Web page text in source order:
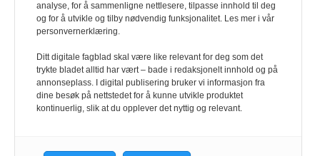
Redaksjonen
analyse, for å sammenligne nettlesere, tilpasse innhold til deg
og for å utvikle og tilby nødvendig funksjonalitet. Les mer i vår
personvernerklæring.
Ditt digitale fagblad skal være like relevant for deg som det
trykte bladet alltid har vært – bade i redaksjonelt innhold og på
annonseplass. I digital publisering bruker vi informasjon fra
dine besøk på nettstedet for å kunne utvikle produktet
kontinuerlig, slik at du opplever det nyttig og relevant.